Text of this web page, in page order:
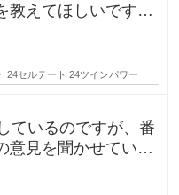
教えてほしいです。
24セルテート 24ツインパワー
ているのですが、番
意見を聞かせていた